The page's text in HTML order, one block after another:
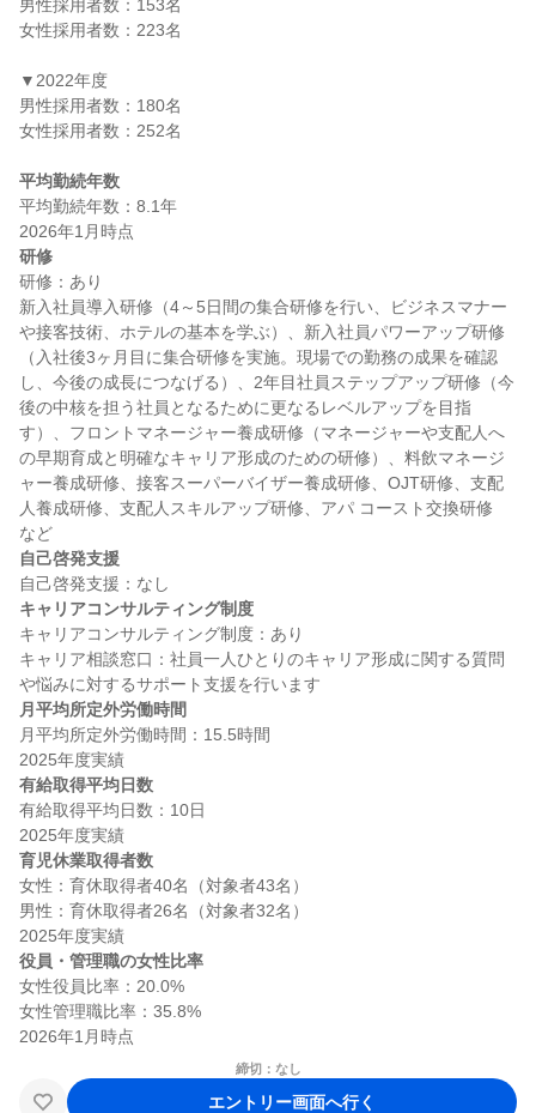
男性採用者数：153名
女性採用者数：223名
▼2022年度
男性採用者数：180名
女性採用者数：252名
平均勤続年数
平均勤続年数：8.1年
研修
研修：あり
新入社員導入研修（4～5日間の集合研修を行い、ビジネスマナー
や接客技術、ホテルの基本を学ぶ）、新入社員パワーアップ研修
（入社後3ヶ月目に集合研修を実施。現場での勤務の成果を確認
し、今後の成長につなげる）、2年目社員ステップアップ研修（今
後の中核を担う社員となるために更なるレベルアップを目指
す）、フロントマネージャー養成研修（マネージャーや支配人へ
の早期育成と明確なキャリア形成のための研修）、料飲マネージ
ャー養成研修、接客スーパーバイザー養成研修、OJT研修、支配
人養成研修、支配人スキルアップ研修、アパ コースト交換研修
自己啓発支援
キャリアコンサルティング制度
キャリアコンサルティング制度：あり
キャリア相談窓口：社員一人ひとりのキャリア形成に関する質問
月平均所定外労働時間
月平均所定外労働時間：15.5時間
有給取得平均日数
有給取得平均日数：10日
育児休業取得者数
女性：育休取得者40名（対象者43名）
男性：育休取得者26名（対象者32名）
役員・管理職の女性比率
女性役員比率：20.0%
女性管理職比率：35.8%
締切：なし
エントリー画面へ行く